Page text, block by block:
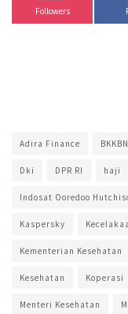
Followers
Adira Finance BKKBN
Dki DPR RI haji
Indosat Ooredoo
Kaspersky
Kementerian Kesehatan
Kesehatan Koperasi
Menteri Kesehatan